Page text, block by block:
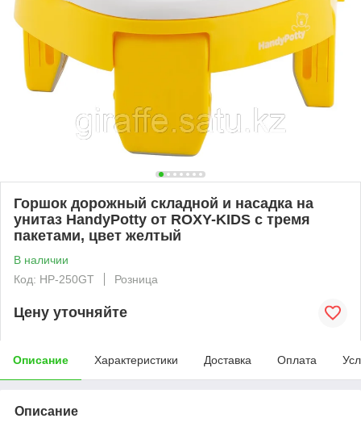
Горшок дорожный складной и насадка на
унитаз HandyPotty от ROXY-KIDS с тремя
пакетами, цвет желтый
В наличии
Код: HP-250GT
Розница
Цену уточняйте
Описание Характеристики Доставка Оплата
Описание